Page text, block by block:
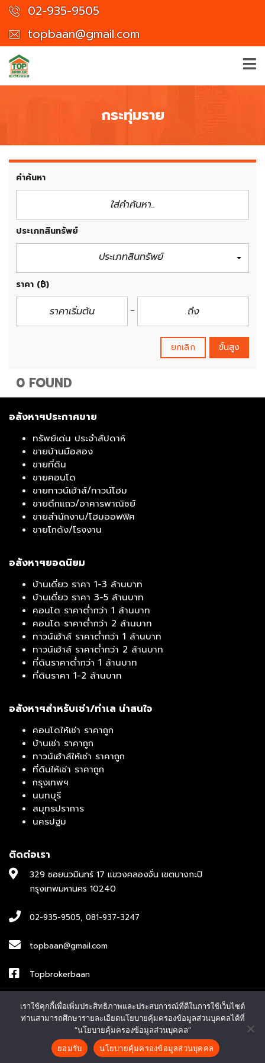
02-935-9505
topbaan@gmail.com
กระทุ่มราย
คำค้นหา
ประเภทสินทรัพย์
ประเภทสินทรัพย์
ราคา (฿)
ยกเลิก ขั้นสูง
0 FOUND
อสังหาฯประกาศขาย
ทรัพย์เด่น ประจำสัปดาห์
ขายบ้านมือสอง
ขายที่ดิน
ขายคอนโด
ขายทาวน์เฮ้าส์/ทาวน์โฮม
ขายตึกแถว/อาคารพาณิชย์
ขายสำนักงาน/โฮมออฟฟิศ
ขายโกดัง/โรงงาน
อสังหาฯยอดนิยม
บ้านเดี่ยว ราคา 1-3 ล้านบาท
บ้านเดี่ยว ราคา 3-5 ล้านบาท
คอนโด ราคาต่ำกว่า 1 ล้านบาท
คอนโด ราคาต่ำกว่า 2 ล้านบาท
ทาวน์เฮ้าส์ ราคาต่ำกว่า 1 ล้านบาท
ทาวน์เฮ้าส์ ราคาต่ำกว่า 2 ล้านบาท
ที่ดินราคาต่ำกว่า 1 ล้านบาท
ที่ดินราคา 1-2 ล้านบาท
อสังหาฯสำหรับเช่า/ทำเล น่าสนใจ
คอนโดให้เช่า ราคาถูก
บ้านเช่า ราคาถูก
ทาวน์เฮ้าส์ให้เช่า ราคาถูก
ที่ดินให้เช่า ราคาถูก
กรุงเทพฯ
นนทบุรี
สมุทรปราการ
นครปฐม
ติดต่อเรา
329 ซอยนวมินทร์ 17 แขวงคลองจั่น เขตบางกะปิ
กรุงเทพมหานคร 10240
02-935-9505, 081-937-3247
topbaan@gmail.com
Topbrokerbaan
ID : topbroker1
© Copyright 2022 บริษัท ท๊อป โบรกเกอร์ จำกัด Designed by
Soft Co., Ltd.
เราใช้คุกกี้เพื่อเพิ่มประสิทธิภาพและประสบการณ์ที่ดีในการใช้เว็บไซต์
ท่านสามารถศึกษารายละเอียดนโยบายคุ้มครองข้อมูลส่วนบุคคลได้ที่
“นโยบายคุ้มครองข้อมูลส่วนบุคคล”
ยอมรับ
นโยบายคุ้มครองข้อมูลส่วนบุคคล